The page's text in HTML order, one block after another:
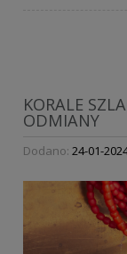
KORALE
ODMIANY
Dodano: 24-01-